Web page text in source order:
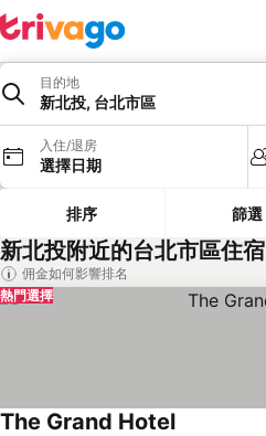
目的地
新北投, 台北市區
入住/退房
選擇日期
排序 篩選
新北投附近的台北市區住宿
佣金如何影響排名
熱門選擇
The Grand Hotel